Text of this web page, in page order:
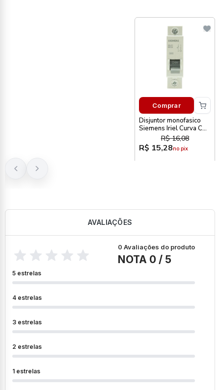
Comprar
Disjuntor monofasico
Siemens Iriel Curva C
R$ 16,08
R$ 15,28no pix
AVALIAÇÕES
0 Avaliações do produto
NOTA 0 / 5
5 estrelas
4 estrelas
3 estrelas
2 estrelas
1 estrelas